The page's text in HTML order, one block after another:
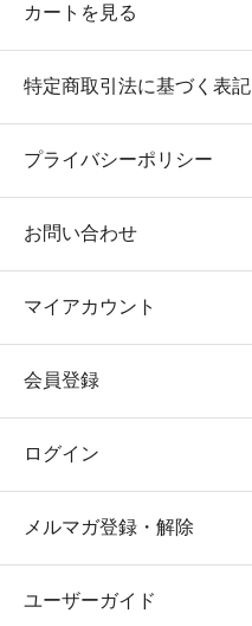
カートを見る
特定商取引法に基づく表記
プライバシーポリシー
お問い合わせ
マイアカウント
会員登録
ログイン
メルマガ登録・解除
ユーザーガイド